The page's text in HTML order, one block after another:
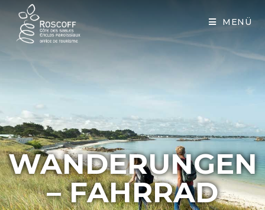
MENÜ
WANDERUNGEN
– FAHRRAD
Cookies management panel